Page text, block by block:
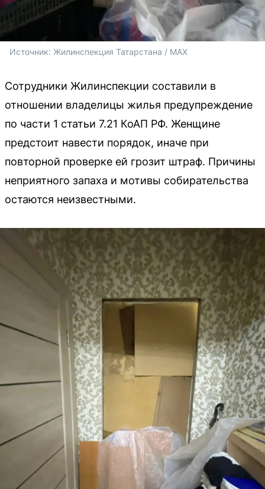
Источник: Жилинспекция Татарстана / MAX
Сотрудники Жилинспекции составили в
отношении владелицы жилья предупреждение
по части 1 статьи 7.21 КоАП РФ. Женщине
предстоит навести порядок, иначе при
повторной проверке ей грозит штраф. Причины
неприятного запаха и мотивы собирательства
остаются неизвестными.